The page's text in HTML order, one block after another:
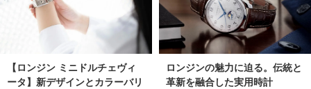
【ロンジン ミニドルチェヴィ
ータ】新デザインとカラーバリ
ロンジンの魅力に迫る。伝統と
革新を融合した実用時計